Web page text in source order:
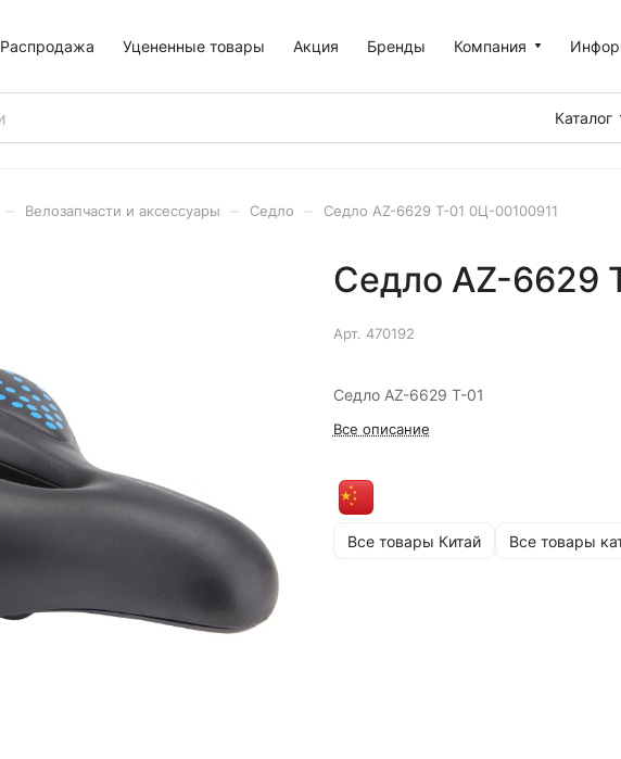
Распродажа Уцененные товары Акция Бренды Компания
Каталог
Велозапчасти и аксессуары Седло Седло AZ-6629 T-01 0Ц-00100911
Седло AZ-6629
Арт. 470192
Седло AZ-6629 T-01
Все описание
Все товары Китай Все товары